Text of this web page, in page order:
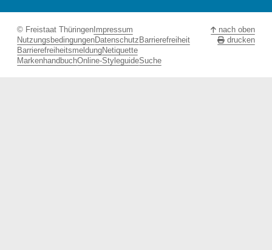
© Freistaat Thüringen Impressum
NutzungsbedingungenDatenschutz Barrierefreiheit
BarrierefreiheitsmeldungNetiquette
MarkenhandbuchOnline-StyleguideSuche
nach oben
drucken